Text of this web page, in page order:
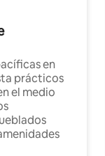
en
prácticos
el medio